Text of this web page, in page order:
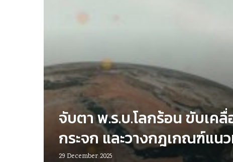
จับตา พ.ร.บ.โลกร้อน ขับเค
กระจก และวางกฎเกณฑ์แน
29 December 2025